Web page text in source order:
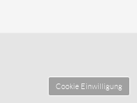
Cookie Einwilligung